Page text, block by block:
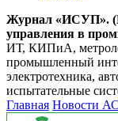
Журнал «ИСУП».
управления в
ИТ, КИПиА,
промышленный
электротехника,
испытательные
Главная Новости